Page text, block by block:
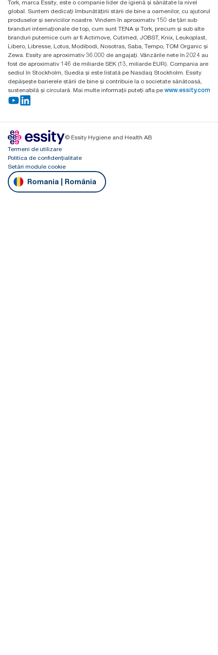
Budakeszi út 51.
Tork, marca Essity, este o companie lider de igienă și sănătate la nivel
global. Suntem dedicați îmbunătățirii stării de bine a oamenilor, cu ajutorul
produselor și serviciilor noastre. Vindem în aproximativ 150 de țări sub
branduri internaționale de top, cum sunt TENA și Tork, precum și sub alte
branduri puternice cum ar fi Actimove, Cutimed, JOBST, Knix, Leukoplast,
Libero, Libresse, Lotus, Modibodi, Nosotras, Saba, Tempo, TOM Organic și
Zewa. Essity are aproximativ 36.000 de angajați. Vânzările nete în 2024 au
fost de aproximativ 146 de miliarde SEK (13, miliarde EUR). Compania are
sediul în Stockholm, Suedia și este listată pe Nasdaq Stockholm. Essity
depășește barierele stării de bine și contribuie la o societate sănătoasă,
sustenabilă și circulară. Mai multe informații puteți afla pe www.essity.com
© Essity Hygiene and Health AB
Termeni de utilizare
Politica de confidențialitate
Setări module cookie
Romania | România